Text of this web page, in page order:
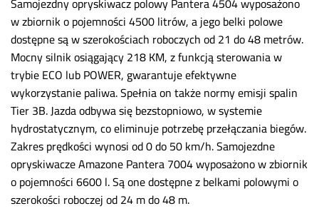
w zbiornik o pojemności 4500 litrów, a jego belki polowe
dostępne są w szerokościach roboczych od 21 do 48 metrów.
Mocny silnik osiągający 218 KM, z funkcją sterowania w
trybie ECO lub POWER, gwarantuje efektywne
wykorzystanie paliwa.Spełnia on także normy emisji spalin
Tier 3B.Jazda odbywa się bezstopniowo, w systemie
hydrostatycznym, co eliminuje potrzebę przełączania biegów.
Zakres prędkości wynosi od 0 do 50 km/h. Samojezdne
opryskiwacze Amazone Pantera 7004 wyposażono w zbiornik
o pojemności 6600 l. Są one dostępne z belkami polowymi o
szerokości roboczej od 24 m do 48 m.